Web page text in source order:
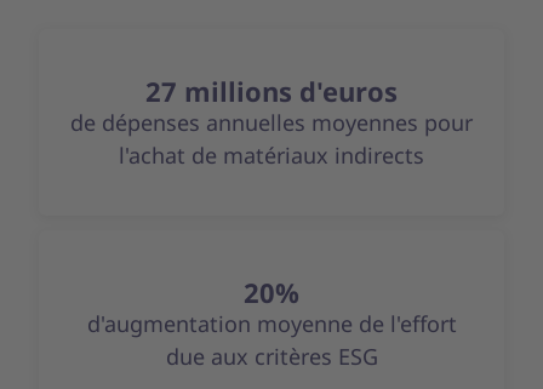
27 millions d'euros
de dépenses annuelles moyennes pour
l'achat de matériaux indirects
20%
d'augmentation moyenne de l'effort
due aux critères ESG